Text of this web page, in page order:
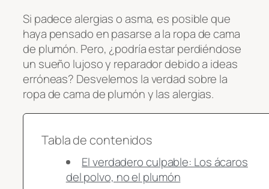
Si padece alergias o asma, es posible que
haya pensado en pasarse a la ropa de cama
de plumón. Pero, ¿podría estar perdiéndose
un sueño lujoso y reparador debido a ideas
erróneas? Desvelemos la verdad sobre la
ropa de cama de plumón y las alergias.
Tabla de contenidos
El verdadero culpable: Los ácaros
del polvo, no el plumón